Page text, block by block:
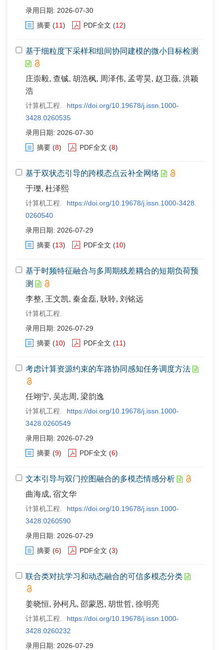
录用日期: 2026-07-30
摘要 (11) PDF全文 (12)
基于细粒度下采样和组间协同建模的微小目标检测
庄崇毅, 查铖, 胡浩枫, 周泽伟, 孟雩昊, 赵卫薇, 洪颖
浩
计算机工程.
https://doi.org/10.19678/j.issn.1000-
3428.0260535
录用日期: 2026-07-30
摘要 (8) PDF全文 (8)
基于双状态引导的跨模态点云补全网络
于瓅, 杜泽熙
计算机工程.
https://doi.org/10.19678/j.issn.1000-3428.
0260540
录用日期: 2026-07-29
摘要 (13) PDF全文 (10)
基于时频特征融合与多周期残差耦合的短期负荷预
测
李整, 王文凯, 秦金磊, 耿聆, 刘铭远
计算机工程.
录用日期: 2026-07-29
摘要 (10) PDF全文 (11)
考虑计算资源约束的车路协同感知任务调度方法
任翊宁, 吴志周, 梁韵逸
计算机工程.
https://doi.org/10.19678/j.issn.1000-
3428.0260549
录用日期: 2026-07-29
摘要 (9) PDF全文 (6)
文本引导与双门控图融合的多模态情感分析
曲海成, 宿文华
计算机工程.
https://doi.org/10.19678/j.issn.1000-
3428.0260590
录用日期: 2026-07-29
摘要 (6) PDF全文 (3)
联合类对抗学习和动态融合的可信多模态分类
姜晓恒, 孙柯凡, 邵蒙恩, 胡世哲, 徐明亮
计算机工程.
https://doi.org/10.19678/j.issn.1000-
3428.0260232
录用日期: 2026-07-29